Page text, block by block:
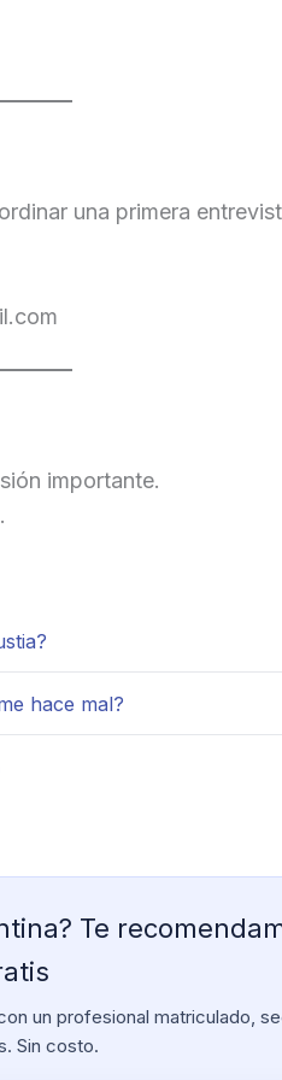
una primera
importante.
hace mal?
Te
un profesional matriculado,
Sin costo.